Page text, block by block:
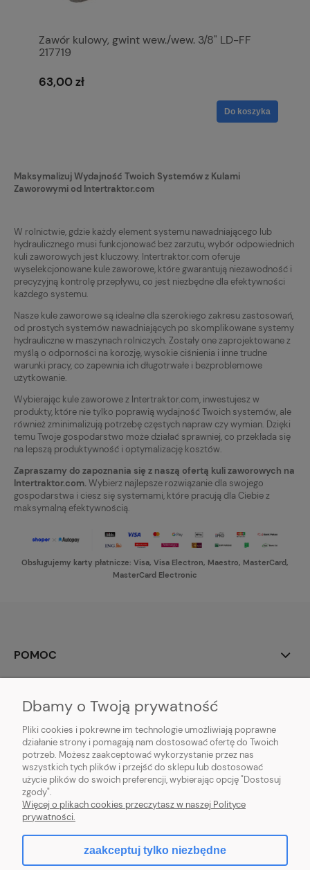
Zawór kulowy, gwint wew./wew. 3/8" LD-FF
217719
63,00 zł
Do koszyka
Maksymalizuj Wydajność Twoich Systemów z Kulami
Zaworowymi od Intertraktor.com
W rolnictwie, gdzie każdy element systemu nawadniającego lub
hydraulicznego musi funkcjonować bez zarzutu, wybór odpowiednich
kuli zaworowych jest kluczowy. Intertraktor.com oferuje
wyselekcjonowane kule zaworowe, które gwarantują niezawodność i
precyzyjną kontrolę przepływu, co jest niezbędne dla efektywności
każdego systemu.
Nasze kule zaworowe są idealne dla szerokiego zakresu zastosowań,
od prostych systemów nawadniających po skomplikowane systemy
hydrauliczne w maszynach rolniczych. Zostały one zaprojektowane z
myślą o odporności na korozję, wysokie ciśnienia i inne trudne
warunki pracy, co zapewnia ich długotrwałe i bezproblemowe
użytkowanie.
Wybierając kule zaworowe z Intertraktor.com, inwestujesz w
produkty, które nie tylko poprawią wydajność Twoich systemów, ale
również zminimalizują potrzebę częstych napraw czy wymian. Dzięki
temu Twoje gospodarstwo może działać sprawniej, co przekłada się
na lepszą produktywność i optymalizację kosztów.
Zapraszamy do zapoznania się z naszą ofertą kuli zaworowych na
Intertraktor.com.Wybierz najlepsze rozwiązanie dla swojego
gospodarstwa i ciesz się systemami, które pracują dla Ciebie z
maksymalną efektywnością.
Obsługujemy karty płatnicze: Visa, Visa Electron, Maestro, MasterCard,
MasterCard Electronic
POMOC
PŁATNOŚCI I DOSTAWA
INFORMACJE
O NAS
Dbamy o Twoją prywatność
Pliki cookies i pokrewne im technologie umożliwiają poprawne
działanie strony i pomagają nam dostosować ofertę do Twoich
potrzeb. Możesz zaakceptować wykorzystanie przez nas
wszystkich tych plików i przejść do sklepu lub dostosować
użycie plików do swoich preferencji, wybierając opcję "Dostosuj
zgody".
Więcej o plikach cookies przeczytasz w naszej Polityce
prywatności.
zaakceptuj tylko niezbędne